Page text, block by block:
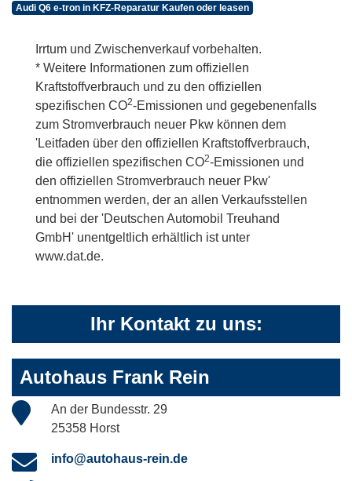
Audi Q6 e-tron in KFZ-Reparatur Kaufen oder leasen
Irrtum und Zwischenverkauf vorbehalten.
* Weitere Informationen zum offiziellen
Kraftstoffverbrauch und zu den offiziellen
spezifischen CO2-Emissionen und gegebenenfalls
zum Stromverbrauch neuer Pkw können dem
'Leitfaden über den offiziellen Kraftstoffverbrauch,
die offiziellen spezifischen CO2-Emissionen und
den offiziellen Stromverbrauch neuer Pkw'
entnommen werden, der an allen Verkaufsstellen
und bei der 'Deutschen Automobil Treuhand
GmbH' unentgeltlich erhältlich ist unter
www.dat.de.
Ihr Kontakt zu uns:
Autohaus Frank Rein
An der Bundesstr. 29
25358 Horst
info@autohaus-rein.de